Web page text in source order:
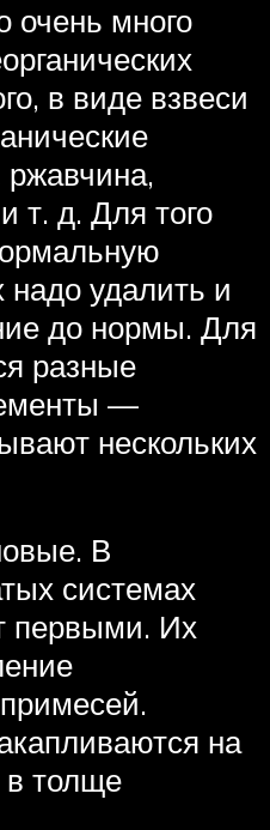
очень много
в виде взвеси
т. д. Для того
надо удалить и
до нормы. Для
разные
—
нескольких
В
системах
первыми. Их
на
в толще